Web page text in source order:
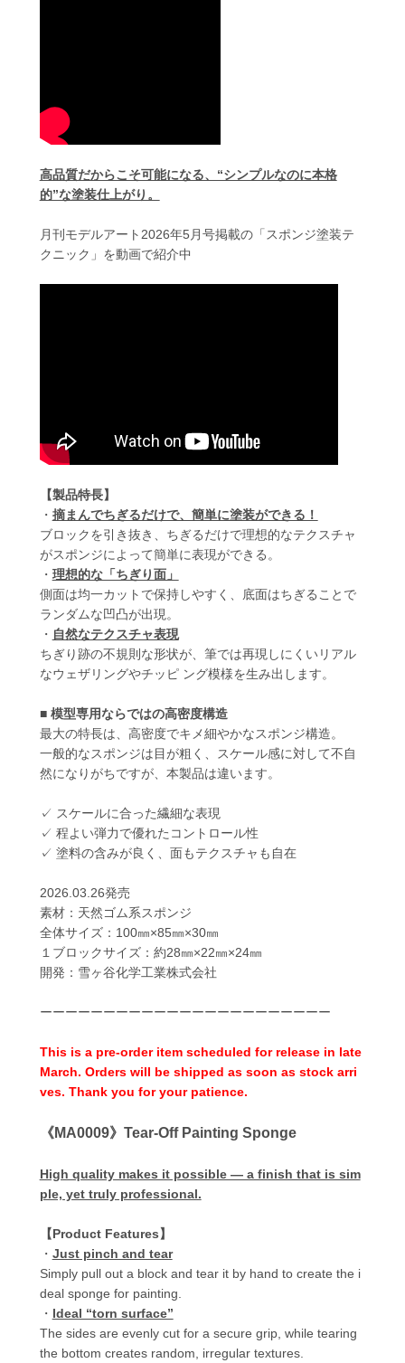
高品質だからこそ可能になる、“シンプルなのに本格
的”な塗装仕上がり。
月刊モデルアート2026年5月号掲載の「スポンジ塗装テ
クニック」を動画で紹介中
【製品特長】
・ 摘まんでちぎるだけで、簡単に塗装ができる！
ブロックを引き抜き、ちぎるだけで理想的なテクスチャ
がスポンジによって簡単に表現ができる。
・ 理想的な「ちぎり面」
側面は均一カットで保持しやすく、底面はちぎることで
ランダムな凹凸が出現。
・ 自然なテクスチャ表現
ちぎり跡の不規則な形状が、筆では再現しにくいリアル
なウェザリングやチッピ ング模様を生み出します。
■ 模型専用ならではの高密度構造
最大の特長は、高密度でキメ細やかなスポンジ構造。
一般的なスポンジは目が粗く、スケール感に対して不自
然になりがちですが、本製品は違います。
✓ スケールに合った繊細な表現
✓ 程よい弾力で優れたコントロール性
✓ 塗料の含みが良く、面もテクスチャも自在
2026.03.26発売
素材：天然ゴム系スポンジ
全体サイズ：100㎜×85㎜×30㎜
１ブロックサイズ：約28㎜×22㎜×24㎜
開発：雪ヶ谷化学工業株式会社
ーーーーーーーーーーーーーーーーーーーーーーー
This is a pre-order item scheduled for release in late
March. Orders will be shipped as soon as stock arri
ves. Thank you for your patience.
《MA0009》Tear-Off Painting Sponge
High quality makes it possible — a finish that is sim
ple, yet truly professional.
【Product Features】
・ Just pinch and tear
Simply pull out a block and tear it by hand to create the i
deal sponge for painting.
・ Ideal “torn surface”
The sides are evenly cut for a secure grip, while tearing
the bottom creates random, irregular textures.